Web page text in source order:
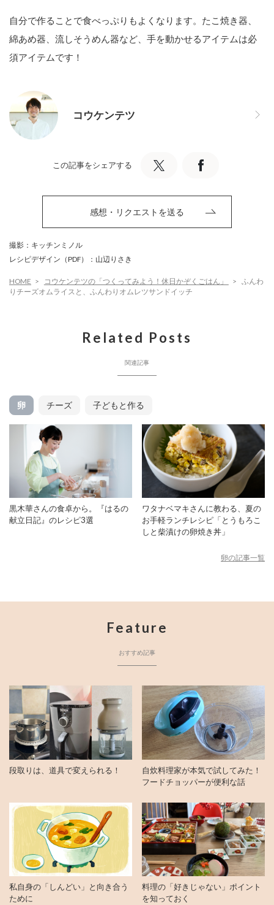
自分で作ることで食べっぷりもよくなります。たこ焼き器、
綿あめ器、流しそうめん器など、手を動かせるアイテムは必
須アイテムです！
コウケンテツ
この記事をシェアする
感想・リクエストを送る
撮影：キッチンミノル
レシピデザイン（PDF）：山辺りさき
HOME コウケンテツの「つくってみよう！休日かぞくごはん」
ふんわ
りチーズオムライスと、ふんわりオムレツサンドイッチ
Related Posts
関連記事
卵 チーズ 子どもと作る
黒木華さんの食卓から。『はるの
献立日記』のレシピ3選
ワタナベマキさんに教わる、夏の
お手軽ランチレシピ「とうもろこ
しと柴漬けの卵焼き丼」
卵の記事一覧
Feature
おすすめ記事
段取りは、道具で変えられる！
自炊料理家が本気で試してみた！
フードチョッパーが便利な話
私自身の「しんどい」と向き合う
ために
料理の「好きじゃない」ポイント
を知っておく